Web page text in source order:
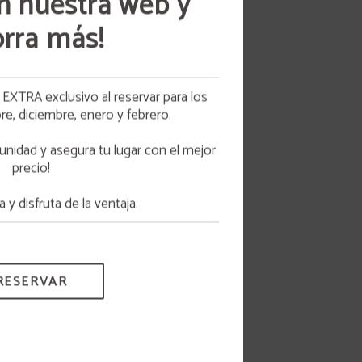
de
más!
exclusivo al reservar para los
diciembre, enero y febrero.
y asegura tu lugar con el mejor
precio!
y disfruta de la ventaja.